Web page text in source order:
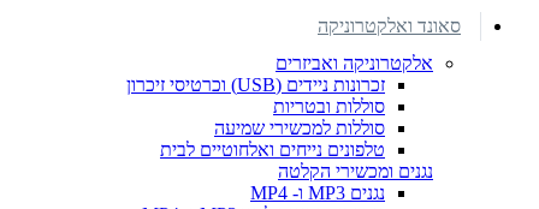
סאונד ואלקטרוניקה
אלקטרוניקה ואביזרים
זכרונות ניידים (USB) וכרטיסי זיכרון
סוללות ובטריות
סוללות למכשירי שמיעה
טלפונים נייחים ואלחוטיים לבית
נגנים ומכשירי הקלטה
נגנים MP3 ו- MP4